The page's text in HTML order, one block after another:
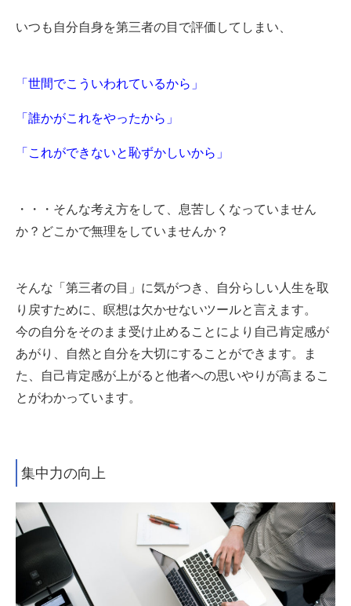
いつも自分自身を第三者の目で評価してしまい、
「世間でこういわれているから」
「誰かがこれをやったから」
「これができないと恥ずかしいから」
・・・そんな考え方をして、息苦しくなっていません
か？どこかで無理をしていませんか？
そんな「第三者の目」に気がつき、自分らしい人生を取
り戻すために、瞑想は欠かせないツールと言えます。
今の自分をそのまま受け止めることにより自己肯定感が
あがり、自然と自分を大切にすることができます。ま
た、自己肯定感が上がると他者への思いやりが高まるこ
とがわかっています。
集中力の向上